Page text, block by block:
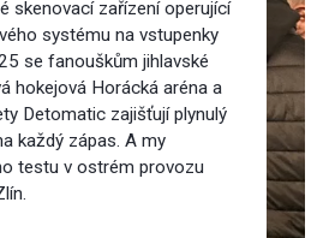
skenovací zařízení operující
systému na vstupenky
se fanouškům jihlavské
hokejová Horácká aréna a
Detomatic zajišťují plynulý
každý zápas. A my
testu v ostrém provozu